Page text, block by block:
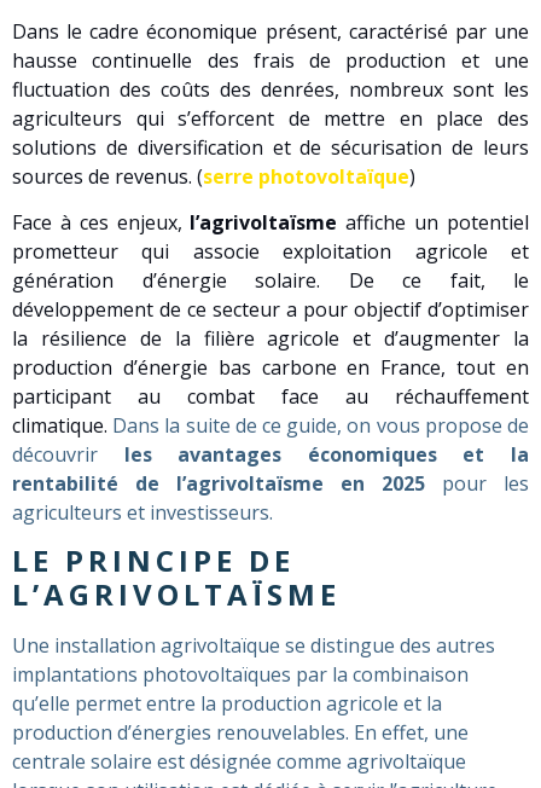
Dans le cadre économique présent, caractérisé par une
hausse continuelle des frais de production et une
fluctuation des coûts des denrées, nombreux sont les
agriculteurs qui s’efforcent de mettre en place des
solutions de diversification et de sécurisation de leurs
sources de revenus. (serre photovoltaïque)
Face à ces enjeux, l’agrivoltaïsmeaffiche un potentiel
prometteur qui associe exploitation agricole et
génération d’énergie solaire. De ce fait, le
développement de ce secteur a pour objectif d’optimiser
la résilience de la filière agricole et d’augmenter la
production d’énergie bas carbone en France, tout en
participant au combat face au réchauffement
climatique. Dans la suite de ce guide, on vous propose de
découvrir les avantages économiques et la
rentabilité de l’agrivoltaïsme en 2025 pour les
agriculteurs et investisseurs.
LE PRINCIPE DE
L’AGRIVOLTAÏSME
Une installation agrivoltaïque se distingue des autres
implantations photovoltaïques par la combinaison
qu’elle permet entre la production agricole et la
production d’énergies renouvelables. En effet, une
centrale solaire est désignée comme agrivoltaïque